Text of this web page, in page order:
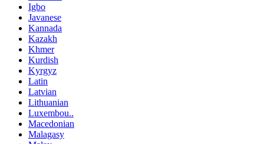
Igbo
Javanese
Kannada
Kazakh
Khmer
Kurdish
Kyrgyz
Latin
Latvian
Lithuanian
Luxembou..
Macedonian
Malagasy